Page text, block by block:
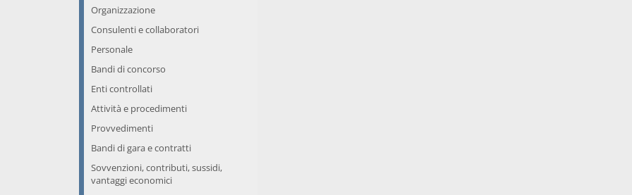
Organizzazione
Consulenti e collaboratori
Personale
Bandi di concorso
Enti controllati
Attività e procedimenti
Provvedimenti
Bandi di gara e contratti
Sovvenzioni, contributi, sussidi,
vantaggi economici